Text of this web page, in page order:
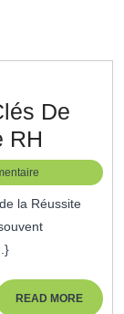
De
RH
La
Gestion
Des
:
READ MOREREAD